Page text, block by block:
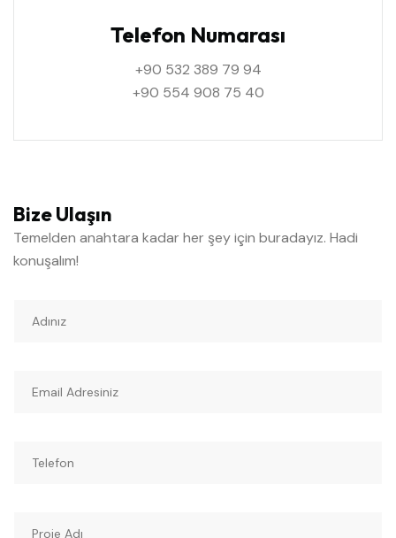
Telefon Numarası
+90 532 389 79 94
+90 554 908 75 40
Bize Ulaşın
Temelden anahtara kadar her şey için buradayız. Hadi
konuşalım!